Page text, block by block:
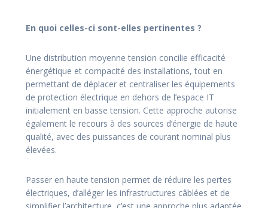
En quoi celles-ci sont-elles pertinentes ?
Une distribution moyenne tension concilie efficacité
énergétique et compacité des installations, tout en
permettant de déplacer et centraliser les équipements
de protection électrique en dehors de l’espace IT
initialement en basse tension. Cette approche autorise
également le recours à des sources d’énergie de haute
qualité, avec des puissances de courant nominal plus
élevées.
Passer en haute tension permet de réduire les pertes
électriques, d’alléger les infrastructures câblées et de